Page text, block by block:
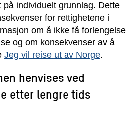
på individuelt grunnlag. Dette
for rettighetene i
om å ikke få forlengelse
og om konsekvenser av å
Jeg vil reise ut av Norge.
henvises ved
etter lengre tids